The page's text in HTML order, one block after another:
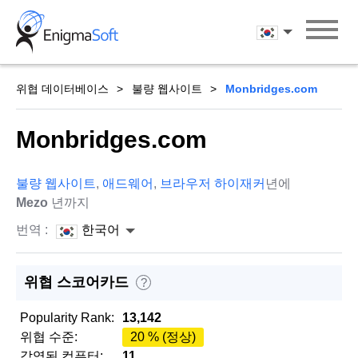
Skip
content
한국어
위협 데이터베이스 불량 웹사이트 Monbridges.com
Monbridges.com
불량 웹사이트, 애드웨어 , 브라우저 하이재커 년에
Mezo 년까지
번역 :
한국어
위협 스코어카드 ?
Popularity Rank:
13,142
위협 수준:
20 % (정상)